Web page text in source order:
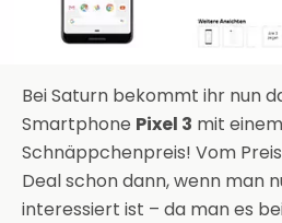
Bei Saturn bekommt ihr nun
Smartphone Pixel 3 mit
Schnäppchenpreis! Vom
Deal schon dann, wenn man
interessiert ist – da man es